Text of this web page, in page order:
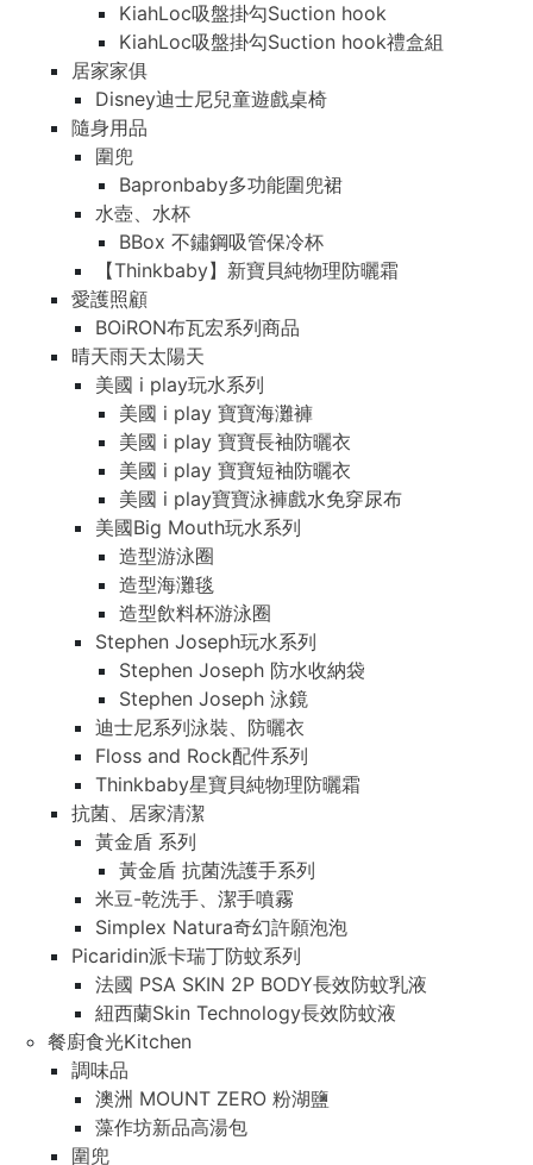
KiahLoc吸盤掛勾Suction hook
KiahLoc吸盤掛勾Suction hook禮盒組
居家家俱
Disney迪士尼兒童遊戲桌椅
隨身用品
圍兜
Bapronbaby多功能圍兜裙
水壺、水杯
BBox 不鏽鋼吸管保冷杯
【Thinkbaby】新寶貝純物理防曬霜
愛護照顧
BOiRON布瓦宏系列商品
晴天雨天太陽天
美國 i play玩水系列
美國 i play 寶寶海灘褲
美國 i play 寶寶長袖防曬衣
美國 i play 寶寶短袖防曬衣
美國 i play寶寶泳褲戲水免穿尿布
美國Big Mouth玩水系列
造型游泳圈
造型海灘毯
造型飲料杯游泳圈
Stephen Joseph玩水系列
Stephen Joseph 防水收納袋
Stephen Joseph 泳鏡
迪士尼系列泳裝、防曬衣
Floss and Rock配件系列
Thinkbaby星寶貝純物理防曬霜
抗菌、居家清潔
黃金盾 系列
黃金盾 抗菌洗護手系列
米豆-乾洗手、潔手噴霧
Simplex Natura奇幻許願泡泡
Picaridin派卡瑞丁防蚊系列
法國 PSA SKIN 2P BODY長效防蚊乳液
紐西蘭Skin Technology長效防蚊液
餐廚食光Kitchen
調味品
澳洲 MOUNT ZERO 粉湖鹽
藻作坊新品高湯包
圍兜